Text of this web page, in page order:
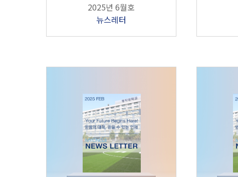
2025년 6월호
뉴스레터